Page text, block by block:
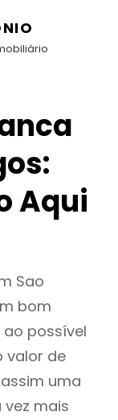
Aqui
Sao
bom
possível
valor de
uma
vez mais